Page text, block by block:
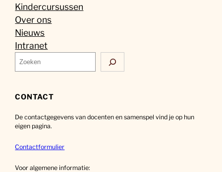
Kindercursussen
Over ons
Nieuws
Intranet
Z
o
k
n
CONTACT
De contactgegevens van docenten en samenspel vind je op hun
eigen pagina.
Contactformulier
Voor algemene informatie: